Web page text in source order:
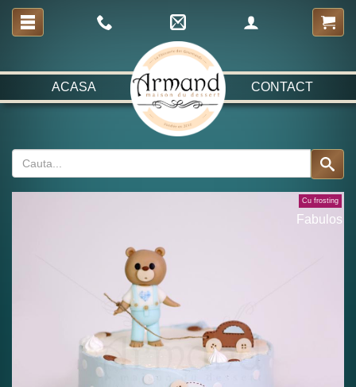
ACASA CONTACT
Cu frosting
Fabulos